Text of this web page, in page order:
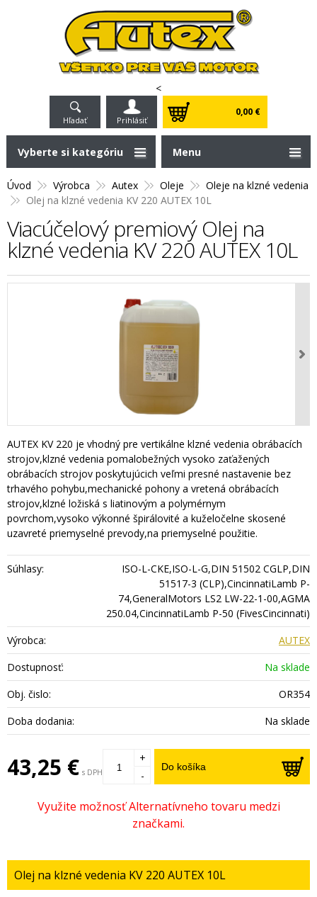
<
Hľadať Prihlásiť
0,00 €
Úvod Výrobca Autex Oleje
Oleje na klzné vedenia
Olej na klzné vedenia KV 220 AUTEX 10L
Viacúčelový premiový Olej na
klzné vedenia KV 220 AUTEX 10L
AUTEX KV 220 je vhodný pre vertikálne klzné vedenia obrábacích
strojov,klzné vedenia pomalobežných vysoko zaťažených
obrábacích strojov poskytujúcich veľmi presné nastavenie bez
trhavého pohybu,mechanické pohony a vretená obrábacích
strojov,klzné ložiská s liatinovým a polymérnym
povrchom,vysoko výkonné špirálovité a kuželočelne skosené
uzavreté priemyselné prevody,na priemyselné použitie.
Súhlasy:
ISO-L-CKE,ISO-L-G,DIN 51502 CGLP,DIN
51517-3 (CLP),CincinnatiLamb P-
74,GeneralMotors LS2 LW-22-1-00,AGMA
250.04,CincinnatiLamb P-50 (FivesCincinnati)
Výrobca:
AUTEX
Dostupnosť:
Na sklade
Obj. čislo:
OR354
Doba dodania:
Na sklade
43,25 € s DPH Do košíka
+
-
Olej na klzné vedenia KV 220 AUTEX 10L
Vyberte si kategóriu Menu